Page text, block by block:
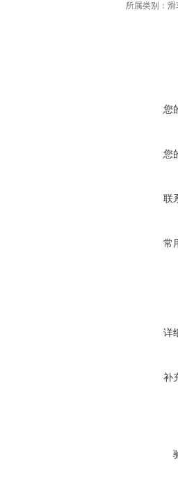
所属类别：
您
您
联
常
详
补